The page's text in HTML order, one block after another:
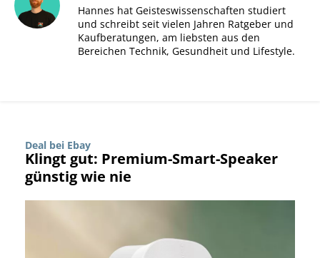
Hannes hat Geisteswissenschaften studiert
und schreibt seit vielen Jahren Ratgeber und
Kaufberatungen, am liebsten aus den
Bereichen Technik, Gesundheit und Lifestyle.
Deal bei Ebay
Klingt gut: Premium-Smart-Speaker
günstig wie nie